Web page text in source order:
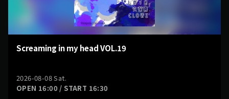
Screaming in my head VOL.19
2026-08-08 Sat.
OPEN 16:00 / START 16:30